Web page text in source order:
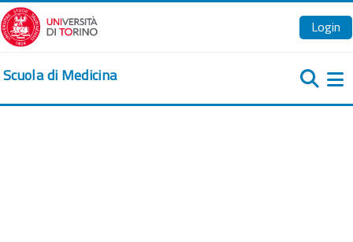
Vai al contenuto principale
Login
Scuola di Medicina